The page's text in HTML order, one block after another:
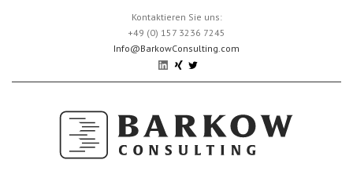
Kontaktieren Sie uns:
+49 (0) 157 3236 7245
Info@BarkowConsulting.com